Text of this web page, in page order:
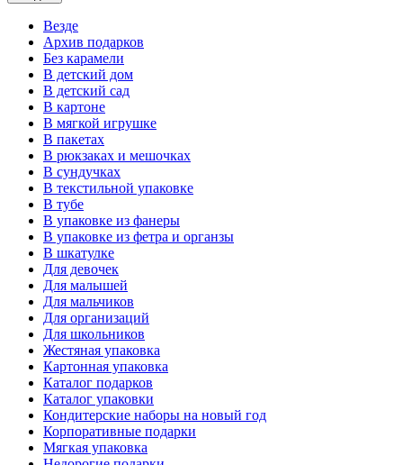
Везде
Архив подарков
Без карамели
В детский дом
В детский сад
В картоне
В мягкой игрушке
В пакетах
В рюкзаках и мешочках
В сундучках
В текстильной упаковке
В тубе
В упаковке из фанеры
В упаковке из фетра и органзы
В шкатулке
Для девочек
Для малышей
Для мальчиков
Для организаций
Для школьников
Жестяная упаковка
Картонная упаковка
Каталог подарков
Каталог упаковки
Кондитерские наборы на новый год
Корпоративные подарки
Мягкая упаковка